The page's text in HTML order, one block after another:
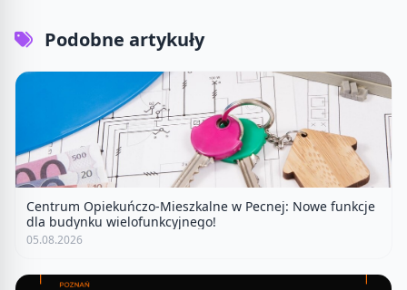
Podobne artykuły
Centrum Opiekuńczo-Mieszkalne w Pecnej: Nowe funkcje
dla budynku wielofunkcyjnego!
05.08.2026